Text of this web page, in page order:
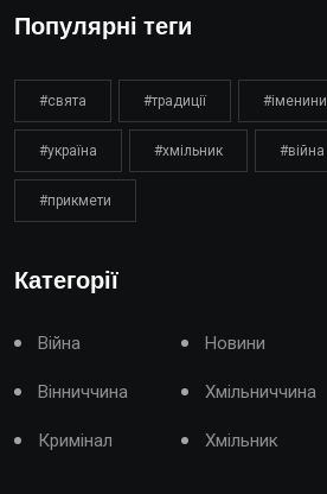
Популярні теги
#свята #традиції #іменини
#україна #хмільник #війна
#прикмети
Категорії
Війна Новини
Вінниччина Хмільниччина
Кримінал Хмільник